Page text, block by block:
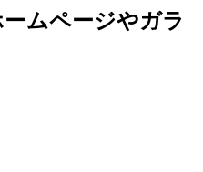
ムページやガラ